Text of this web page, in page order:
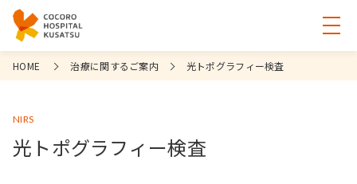
HOME 治療に関するご案内 光トポグラフィー検査
NIRS
光トポグラフィー検査